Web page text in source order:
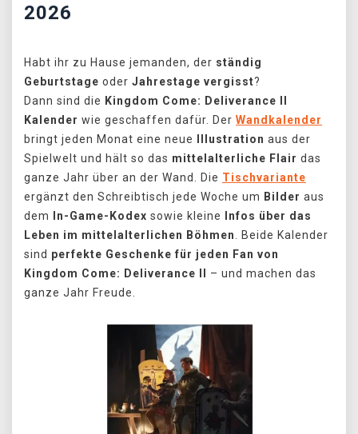
2026
Habt ihr zu Hause jemanden, der ständig
Geburtstage oder Jahrestage vergisst?
Dann sind die Kingdom Come: Deliverance II
Kalender wie geschaffen dafür. Der Wandkalender
bringt jeden Monat eine neue
Illustration aus der
Spielwelt und hält so das mittelalterliche Flair das
ganze Jahr über an der Wand. Die Tischvariante
ergänzt den Schreibtisch jede Woche um Bilder aus
dem
In-Game-Kodex sowie kleine Infos über das
Leben im mittelalterlichen Böhmen
. Beide Kalender
sind perfekte Geschenke für jeden Fan von
Kingdom Come: Deliverance II
– und machen das
ganze Jahr Freude.